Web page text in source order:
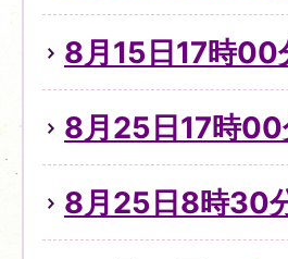
8月15日17時00
8月25日17時00
8月25日8時30